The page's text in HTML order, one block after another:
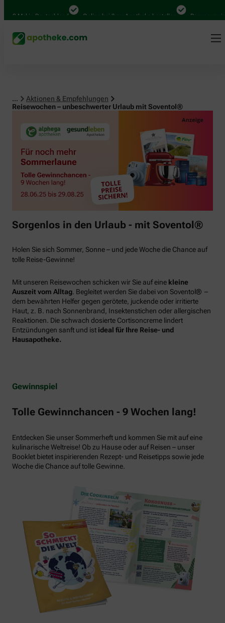
Mal in Deutschland Online bei Ihrer Apotheke bestellen Bequem
...
Aktionen & Empfehlungen
Reisewochen – unbeschwerter Urlaub mit Soventol®
Sorgenlos in den Urlaub - mit Soventol®
Holen Sie sich Sommer, Sonne – und jede Woche die Chance auf
tolle Reise-Gewinne!
Mit unseren Reisewochen schicken wir Sie auf eine kleine
Auszeit vom Alltag . Begleitet werden Sie dabei von Soventol® –
dem bewährten Helfer gegen gerötete, juckende oder irritierte
Haut, z. B. nach Sonnenbrand, Insektenstichen oder allergischen
Reaktionen. Die schwach dosierte Cortisoncreme lindert
Entzündungen sanft und ist ideal für Ihre Reise- und
Hausapotheke.
Gewinnspiel
Tolle Gewinnchancen - 9 Wochen lang!
Entdecken Sie unser Sommerheft und kommen Sie mit auf eine
kulinarische Weltreise! Ob zu Hause oder auf Reisen – unser
Booklet bietet inspirierenden Rezept- und Reisetipps sowie jede
Woche die Chance auf tolle Gewinne.